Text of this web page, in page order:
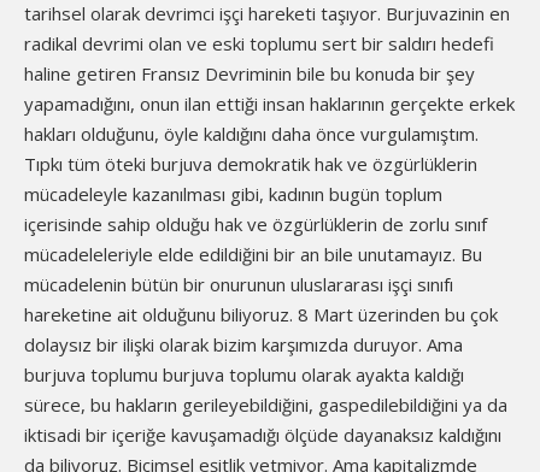
tarihsel olarak devrimci işçi hareketi taşıyor. Burjuvazinin en
radikal devrimi olan ve eski toplumu sert bir saldırı hedefi
haline getiren Fransız Devriminin bile bu konuda bir şey
yapamadığını, onun ilan ettiği insan haklarının gerçekte erkek
hakları olduğunu, öyle kaldığını daha önce vurgulamıştım.
Tıpkı tüm öteki burjuva demokratik hak ve özgürlüklerin
mücadeleyle kazanılması gibi, kadının bugün toplum
içerisinde sahip olduğu hak ve özgürlüklerin de zorlu sınıf
mücadeleleriyle elde edildiğini bir an bile unutamayız. Bu
mücadelenin bütün bir onurunun uluslararası işçi sınıfı
hareketine ait olduğunu biliyoruz. 8 Mart üzerinden bu çok
dolaysız bir ilişki olarak bizim karşımızda duruyor. Ama
burjuva toplumu burjuva toplumu olarak ayakta kaldığı
sürece, bu hakların gerileyebildiğini, gaspedilebildiğini ya da
iktisadi bir içeriğe kavuşamadığı ölçüde dayanaksız kaldığını
da biliyoruz. Biçimsel eşitlik yetmiyor. Ama kapitalizmde